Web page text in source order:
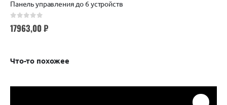
Панель управления до 6 устройств
17963,00₽
Что-то похожее